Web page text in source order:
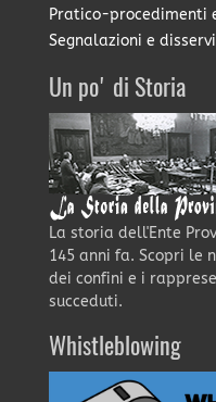
Pratico-procedimenti
Segnalazioni e
Un po' di Storia
La storia dell'Ente
145 anni fa. Scopri le
dei confini e i
succeduti.
Whistleblowing